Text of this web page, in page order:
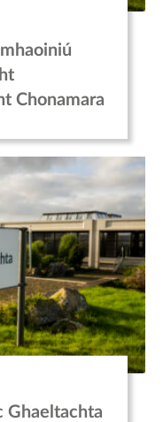
Chonamara
Ghaeltachta